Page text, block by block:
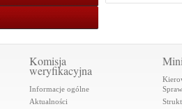
Komisja
weryfikacyjna
Informacje ogólne
Aktualności